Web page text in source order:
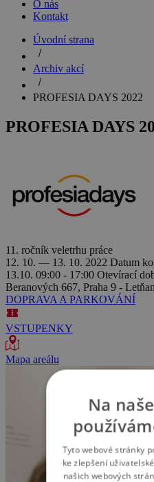
O nás
Kontakt
Úvodní strana
Archiv akcí
PROFESIA DAYS 2022
PROFESIA DAYS
11. ročník veletrhu práce
12. 10. — 13. 10. 2022 Datum
13.10. 09:00 - 17:00 Otevírací
Beranových 667, Praha 9 -
DOPRAVA A PARKOVÁNÍ
VSTUPENKY
Mapa areálu
Na
Tyto webové stránky
ke zlepšení
našich webových